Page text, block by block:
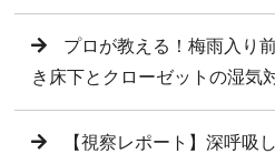
プロが教える！梅雨入り
き床下とクローゼットの湿気
【視察レポート】深呼吸